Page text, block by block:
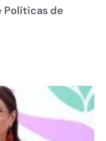
Políticas de